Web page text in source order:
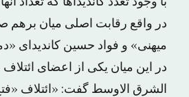
در واقع رقابت اصلی میان برهم
میهنی» و فواد حسین کاندیدای
در این میان یکی از اعضای
الشرق الاوسط گفت: «ائتلاف